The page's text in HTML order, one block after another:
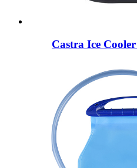
Castra Ice